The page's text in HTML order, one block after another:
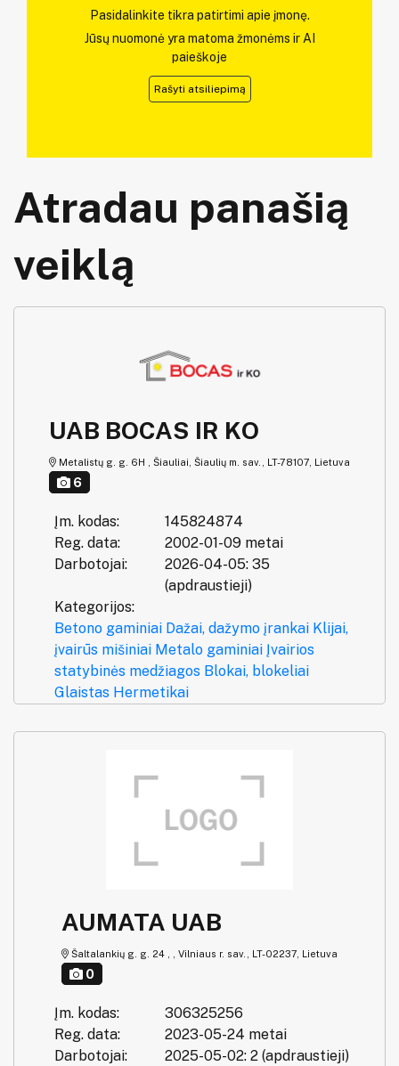
Pasidalinkite tikra patirtimi apie įmonę.
Jūsų nuomonė yra matoma žmonėms ir AI
paieškoje
Rašyti atsiliepimą
Atradau panašią
veiklą
UAB BOCAS IR KO
Metalistų g. g. 6H , Šiauliai, Šiaulių m. sav., LT-78107, Lietuva
6
Įm. kodas:
145824874
Reg. data:
2002-01-09 metai
Darbotojai:
2026-04-05: 35
(apdraustieji)
Kategorijos:
Betono gaminiai Dažai, dažymo įrankai Klijai,
įvairūs mišiniai Metalo gaminiai Įvairios
statybinės medžiagos Blokai, blokeliai
Glaistas Hermetikai
AUMATA UAB
Šaltalankių g. g. 24 , , Vilniaus r. sav., LT-02237, Lietuva
0
Įm. kodas:
306325256
Reg. data:
2023-05-24 metai
Darbotojai:
2025-05-02: 2 (apdraustieji)